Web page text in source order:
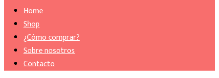
Home
Shop
¿Cómo comprar?
Sobre nosotros
Contacto